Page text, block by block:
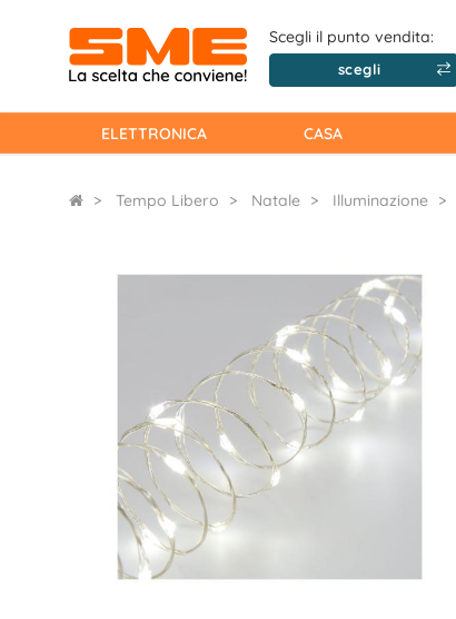
Scegli il punto vendita:
scegli
ELETTRONICA CASA
Tempo Libero Natale Illuminazione